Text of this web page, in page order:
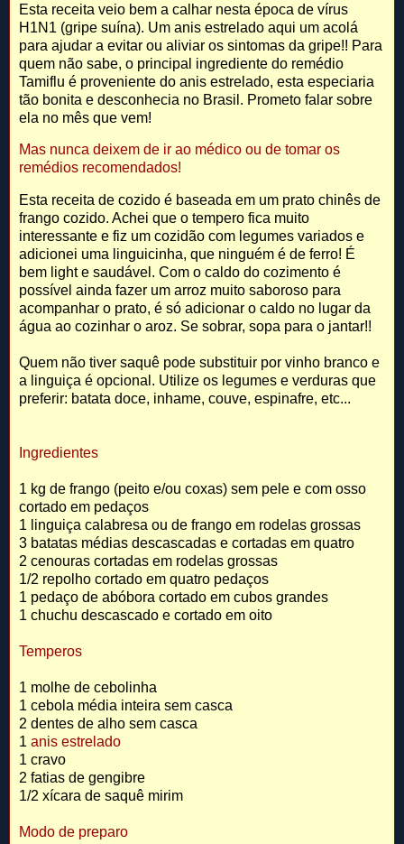
Esta receita veio bem a calhar nesta época de vírus
H1N1 (gripe suína). Um anis estrelado aqui um acolá
para ajudar a evitar ou aliviar os sintomas da gripe!! Para
quem não sabe, o principal ingrediente do remédio
Tamiflu é proveniente do anis estrelado, esta especiaria
tão bonita e desconhecia no Brasil. Prometo falar sobre
ela no mês que vem!
Mas nunca deixem de ir ao médico ou de tomar os
remédios recomendados!
Esta receita de cozido é baseada em um prato chinês de
frango cozido. Achei que o tempero fica muito
interessante e fiz um cozidão com legumes variados e
adicionei uma linguicinha, que ninguém é de ferro! É
bem light e saudável. Com o caldo do cozimento é
possível ainda fazer um arroz muito saboroso para
acompanhar o prato, é só adicionar o caldo no lugar da
água ao cozinhar o aroz. Se sobrar, sopa para o jantar!!
Quem não tiver saquê pode substituir por vinho branco e
a linguiça é opcional. Utilize os legumes e verduras que
preferir: batata doce, inhame, couve, espinafre, etc...
Ingredientes
1 kg de frango (peito e/ou coxas) sem pele e com osso
cortado em pedaços
1 linguiça calabresa ou de frango em rodelas grossas
3 batatas médias descascadas e cortadas em quatro
2 cenouras cortadas em rodelas grossas
1/2 repolho cortado em quatro pedaços
1 pedaço de abóbora cortado em cubos grandes
1 chuchu descascado e cortado em oito
Temperos
1 molhe de cebolinha
1 cebola média inteira sem casca
2 dentes de alho sem casca
1 anis estrelado
1 cravo
2 fatias de gengibre
1/2 xícara de saquê mirim
Modo de preparo